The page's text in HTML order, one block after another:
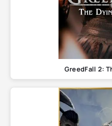
GreedFall 2: